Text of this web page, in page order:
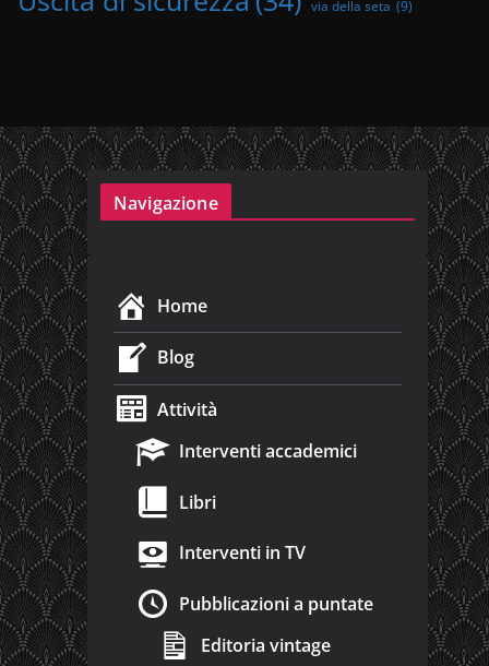
via della seta (9)
Navigazione
Home
Blog
Attività
Interventi accademici
Libri
Interventi in TV
Pubblicazioni a puntate
Editoria vintage